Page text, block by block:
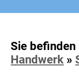
Sie
Handwerk »